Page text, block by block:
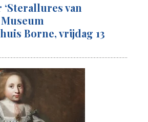
van
Borne, vrijdag 13